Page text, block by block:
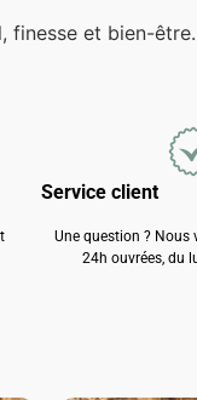
finesse et bien-être.
Service client
Une question ? Nous
24h ouvrées, du